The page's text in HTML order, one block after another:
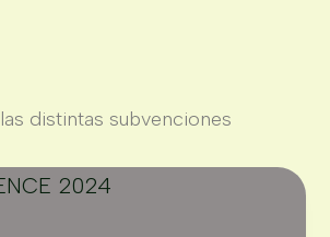
distintas subvenciones